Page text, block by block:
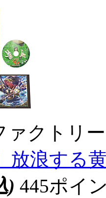
ァクトリー
放浪する
) 445ポイ